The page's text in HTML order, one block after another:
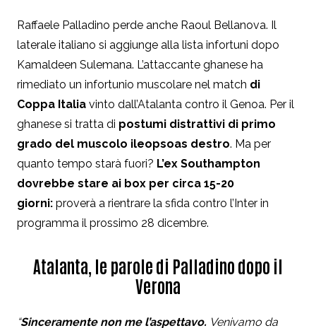
Raffaele Palladino perde anche Raoul Bellanova. Il
laterale italiano si aggiunge alla lista infortuni dopo
Kamaldeen Sulemana. L’attaccante ghanese ha
rimediato un infortunio muscolare nel match di
Coppa Italia vinto dall’Atalanta contro il Genoa. Per il
ghanese si tratta di postumi distrattivi di primo
grado del muscolo ileopsoas destro. Ma per
quanto tempo starà fuori? L’ex Southampton
dovrebbe stare ai box per circa 15-20
giorni: proverà a rientrare la sfida contro l’Inter in
programma il prossimo 28 dicembre.
Atalanta, le parole di Palladino dopo il
Verona
“Sinceramente non me l’aspettavo. Venivamo da